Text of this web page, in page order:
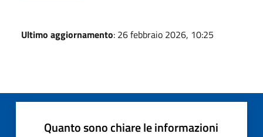
Ultimo aggiornamento: 26 febbraio 2026, 10:25
Quanto sono chiare le informazioni